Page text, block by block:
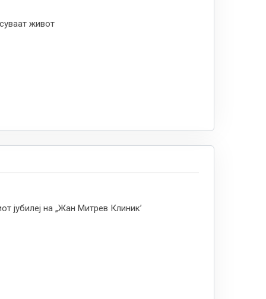
живот
јубилеј на „Жан Митрев Клиник’